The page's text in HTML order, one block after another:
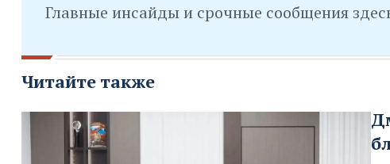
Главные инсайды и срочные сообщения
Читайте также